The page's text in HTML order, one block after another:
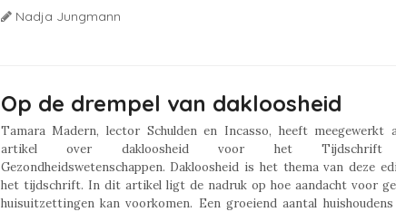
Nadja Jungmann
Op de drempel van dakloosheid
Tamara Madern, lector Schulden en Incasso, heeft meegewerkt
artikel over dakloosheid voor het Tijdschrift
Gezondheidswetenschappen. Dakloosheid is het thema van deze
het tijdschrift. In dit artikel ligt de nadruk op hoe aandacht voor
huisuitzettingen kan voorkomen. Een groeiend aantal